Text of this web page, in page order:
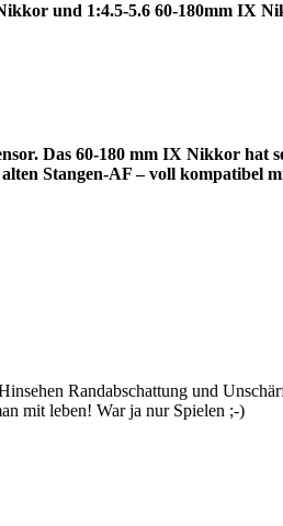
und 1:4.5-5.6 60-180mm IX
Das 60-180 mm IX Nikkor hat
Stangen-AF – voll
Randabschattung und
mit leben! War ja nur Spielen ;-)